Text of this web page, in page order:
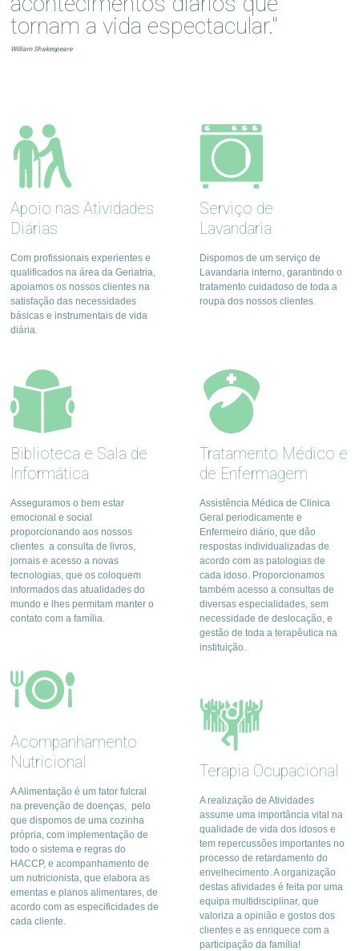
tornam a vida espectacular."
William Shakespeare
Apoio nas Atividades
Diárias
Com profissionais experientes e
qualificados na área da Geriatria,
apoiamos os nossos clientes na
satisfação das necessidades
básicas e instrumentais de vida
diária.
Serviço de
Lavandaria
Dispomos de um serviço de
Lavandaria interno, garantindo o
tratamento cuidadoso de toda a
roupa dos nossos clientes.
Biblioteca e Sala de
Informática
Asseguramos o bem estar
emocional e social
proporcionando aos nossos
clientes a consulta de livros,
jornais e acesso a novas
tecnologias, que os coloquem
informados das atualidades do
mundo e lhes permitam manter o
contato com a família.
Tratamento Médico e
de Enfermagem
Assistência Médica de Clinica
Geral periodicamente e
Enfermeiro diário, que dão
respostas individualizadas de
acordo com as patologias de
cada idoso. Proporcionamos
também acesso a consultas de
diversas especialidades, sem
necessidade de deslocação, e
gestão de toda a terapêutica na
instituição.
Acompanhamento
Nutricional
A Alimentação é um fator fulcral
na prevenção de doenças, pelo
que dispomos de uma cozinha
própria, com implementação de
todo o sistema e regras do
HACCP, e acompanhamento de
um nutricionista, que elabora as
ementas e planos alimentares, de
acordo com as especificidades de
cada cliente.
Terapia Ocupacional
A realização de Atividades
assume uma importância vital na
qualidade de vida dos idosos e
tem repercussões importantes no
processo de retardamento do
envelhecimento. A organização
destas atividades é feita por uma
equipa multidisciplinar, que
valoriza a opinião e gostos dos
clientes e as enriquece com a
participação da família!